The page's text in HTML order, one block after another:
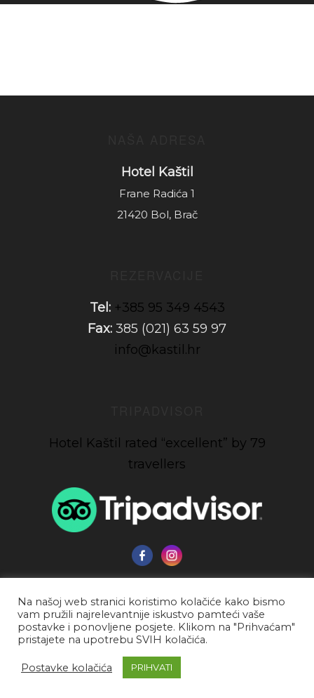
Hotel Kaštil
Frane Radića 1
21420 Bol, Brač
Tel: +385 95 349 4543
Fax: 385 (021) 63 59 97
info@kastil.hr
Hotel Kaštil rated “excellent” by 79
travellers
Uvjeti korištenja
Politika privatnosti
Impressum
Reklamacije i prigovori
© 2025 Copyright Hotel Kaštil - Development
Na našoj web stranici koristimo kolačiće kako bismo
vam pružili najrelevantnije iskustvo pamteći vaše
postavke i ponovljene posjete. Klikom na "Prihvaćam"
pristajete na upotrebu SVIH kolačića.
Postavke kolačića PRIHVATI